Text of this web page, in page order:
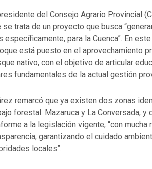
del Consejo Agrario Provincial
se trata de un proyecto que busca
específicamente, para la Cuenca”. En
está puesto en el aprovechamiento
nativo, con el objetivo de articular
fundamentales de la actual gestión
remarcó que ya existen dos zonas
forestal: Mazaruca y La Conversada, y
a la legislación vigente, “con
garantizando el cuidado
locales”.